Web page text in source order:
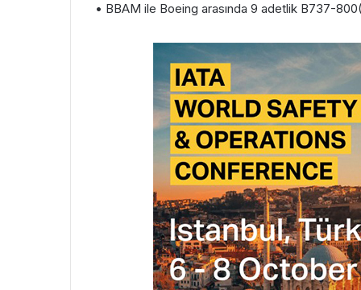
• BBAM ile Boeing arasında 9 adetlik B737-